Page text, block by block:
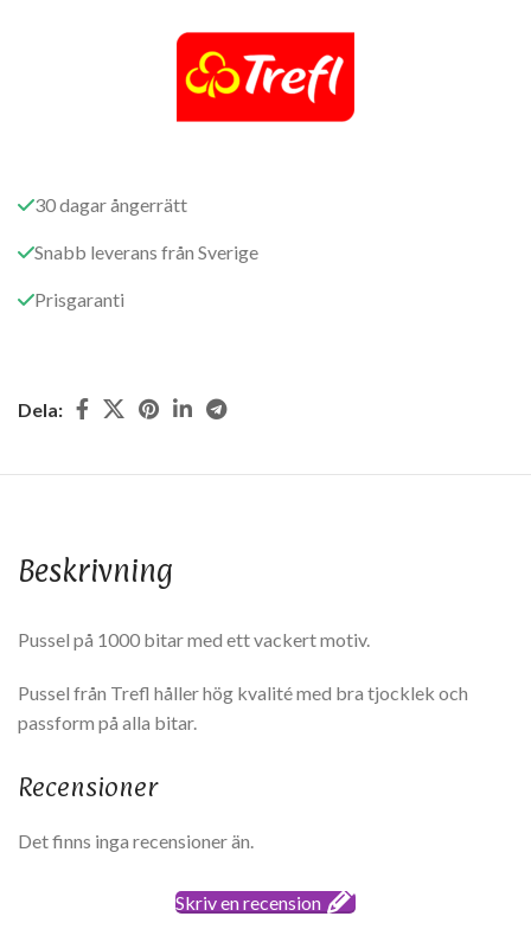
30 dagar ångerrätt
Snabb leverans från Sverige
Prisgaranti
Dela:
Beskrivning
Pussel på 1000 bitar med ett vackert motiv.
Pussel från Trefl håller hög kvalité med bra tjocklek och
passform på alla bitar.
Recensioner
Det finns inga recensioner än.
Skriv en recension